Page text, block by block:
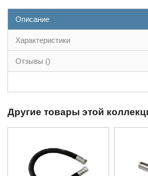
Описание
Характеристики
Отзывы ()
Другие товары этой